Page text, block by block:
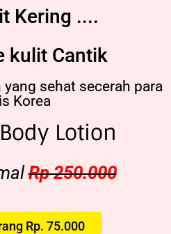
Kering ....
kulit Cantik
sehat secerah para
Korea
Lotion
Rp 250.000
Rp. 75.000